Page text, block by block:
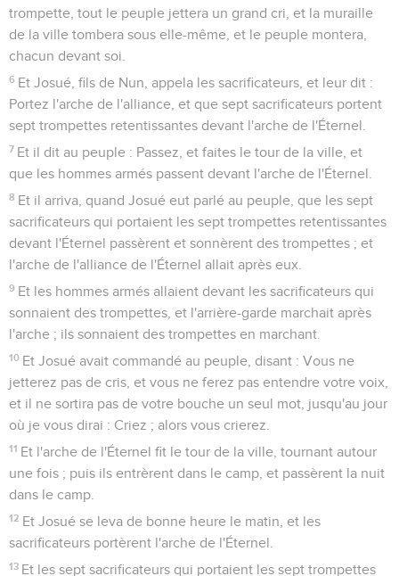
trompette, tout le peuple jettera un grand cri, et la muraille
de la ville tombera sous elle-même, et le peuple montera,
chacun devant soi.
6 Et Josué, fils de Nun, appela les sacrificateurs, et leur dit :
Portez l'arche de l'alliance, et que sept sacrificateurs portent
sept trompettes retentissantes devant l'arche de l'Éternel.
7 Et il dit au peuple : Passez, et faites le tour de la ville, et
que les hommes armés passent devant l'arche de l'Éternel.
8 Et il arriva, quand Josué eut parlé au peuple, que les sept
sacrificateurs qui portaient les sept trompettes retentissantes
devant l'Éternel passèrent et sonnèrent des trompettes ; et
l'arche de l'alliance de l'Éternel allait après eux.
9 Et les hommes armés allaient devant les sacrificateurs qui
sonnaient des trompettes, et l'arrière-garde marchait après
l'arche ; ils sonnaient des trompettes en marchant.
10 Et Josué avait commandé au peuple, disant : Vous ne
jetterez pas de cris, et vous ne ferez pas entendre votre voix,
et il ne sortira pas de votre bouche un seul mot, jusqu'au jour
où je vous dirai : Criez ; alors vous crierez.
11 Et l'arche de l'Éternel fit le tour de la ville, tournant autour
une fois ; puis ils entrèrent dans le camp, et passèrent la nuit
dans le camp.
12 Et Josué se leva de bonne heure le matin, et les
sacrificateurs portèrent l'arche de l'Éternel.
13 Et les sept sacrificateurs qui portaient les sept trompettes